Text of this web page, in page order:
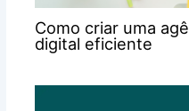
Como criar uma
digital eficiente